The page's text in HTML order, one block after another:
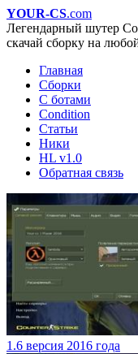
YOUR-CS.com
Легендарный шутер
скачай сборку на
Главная
Сборки
С ботами
Condition
Статьи
Ники
HL v1.0
Обратная связь
1.6 версия 2016 года